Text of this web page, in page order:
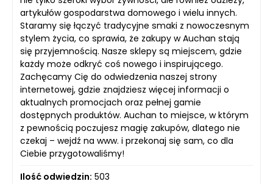
artykułów gospodarstwa domowego i wielu innych.
Staramy się łączyć tradycyjne smaki z nowoczesnym
stylem życia, co sprawia, że zakupy w Auchan stają
się przyjemnością. Nasze sklepy są miejscem, gdzie
każdy może odkryć coś nowego i inspirującego.
Zachęcamy Cię do odwiedzenia naszej strony
internetowej, gdzie znajdziesz więcej informacji o
aktualnych promocjach oraz pełnej gamie
dostępnych produktów. Auchan to miejsce, w którym
z pewnością poczujesz magię zakupów, dlatego nie
czekaj – wejdź na www. i przekonaj się sam, co dla
Ciebie przygotowaliśmy!
Ilość odwiedzin: 503